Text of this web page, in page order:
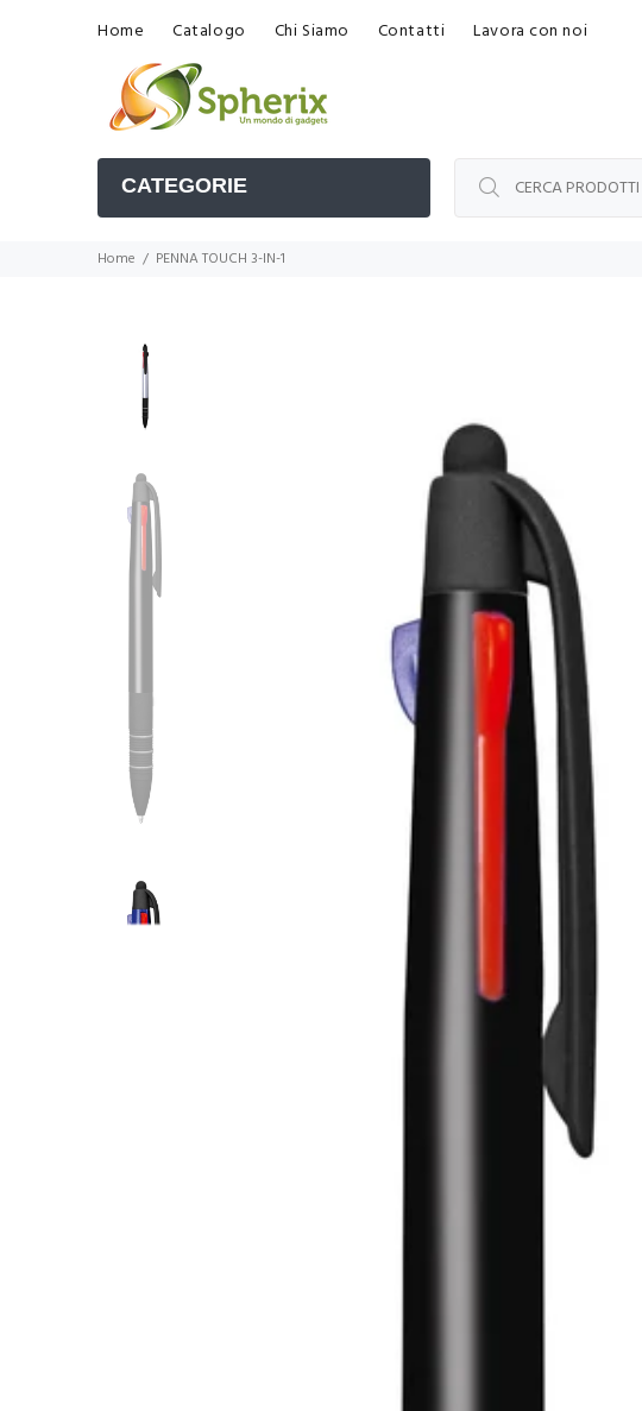
Home Catalogo Chi Siamo Contatti Lavora con noi
CATEGORIE
Home PENNA TOUCH 3-IN-1